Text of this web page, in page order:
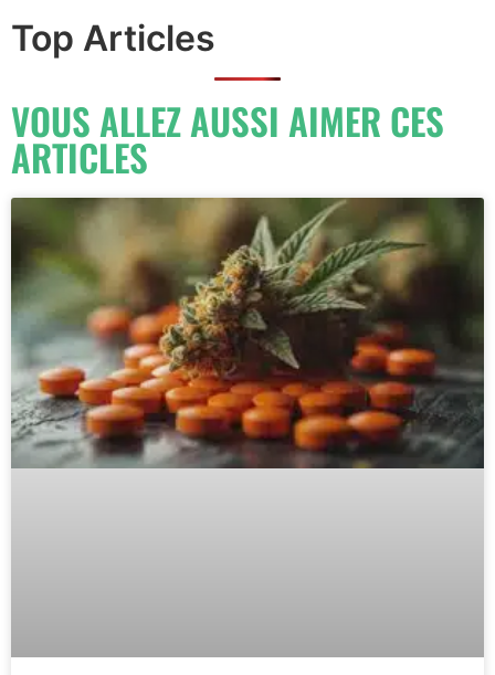
Top Articles
VOUS ALLEZ AUSSI AIMER CES
ARTICLES